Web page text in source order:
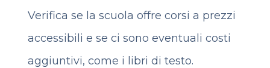
Verifica se la scuola offre corsi a prezzi
accessibili e se ci sono eventuali costi
aggiuntivi, come i libri di testo.